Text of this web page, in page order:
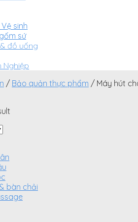
sinh
sứ
đồ uống
Nghiệp
/ Bảo quản thực phẩm / Máy hút
bàn chải